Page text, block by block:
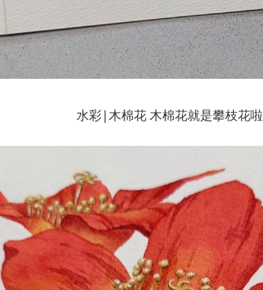
水彩|木棉花 木棉花就是攀枝花啦